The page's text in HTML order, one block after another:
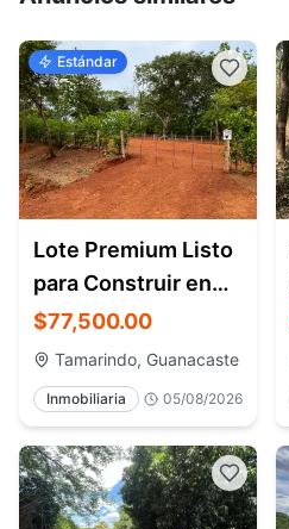
Estándar
Lote Premium Listo
para Construir en
Pinilla
$77,500.00
Tamarindo, Guanacaste
Inmobiliaria 05/08/2026